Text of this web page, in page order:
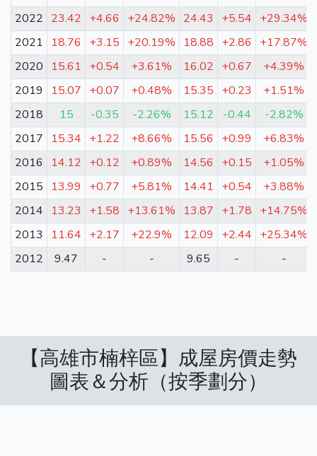
2022 23.42 +4.66 +24.82% 24.43 +5.54 +29.34%
2021
18.76 +3.15 +20.19% 18.88 +2.86 +17.87%
2020
15.61 +0.54 +3.61% 16.02 +0.67 +4.39%
2019
15.07 +0.07 +0.48% 15.35 +0.23 +1.51%
2018
15 -0.35 -2.26% 15.12 -0.44 -2.82%
2017
15.34 +1.22 +8.66% 15.56 +0.99 +6.83%
2016
14.12 +0.12 +0.89% 14.56 +0.15 +1.05%
2015
13.99 +0.77 +5.81% 14.41 +0.54 +3.88%
2014
13.23 +1.58 +13.61% 13.87 +1.78 +14.75%
2013
11.64 +2.17 +22.9% 12.09 +2.44 +25.34%
2012
9.47 - - 9.65 - -
【高雄市楠梓區】成屋房價走勢
圖表＆分析（按季劃分）